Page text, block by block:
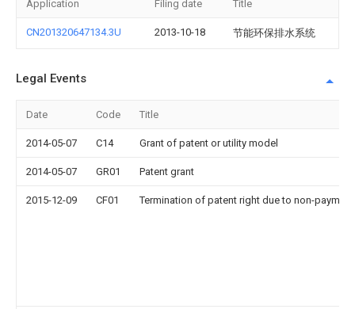
Application Filing date Title
CN201320647134.3U 2013-10-18 节能环保排水系统
Legal Events
Date Code Title
2014-05-07 C14 Grant of patent or utility model
2014-05-07 GR01 Patent grant
2015-12-09 CF01 Termination of patent right due to non-